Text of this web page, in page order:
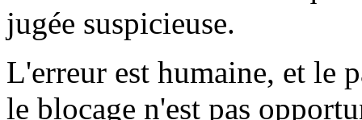
jugée suspicieuse.
L'erreur est humaine, et le
le blocage n'est pas